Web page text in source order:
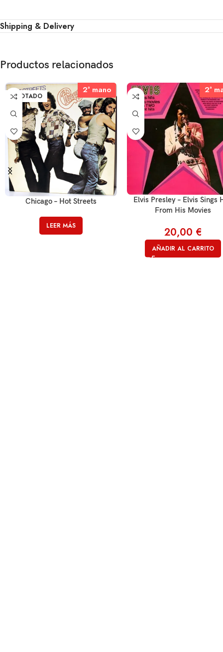
Shipping & Delivery
Productos relacionados
AGOTADO
2ª mano
2ª mano
Chicago – Hot Streets
LEER MÁS
2ª
2ª
Elvis Presley – Elvis Sings
From His Movies
20,00 €
AÑADIR AL CARRITO